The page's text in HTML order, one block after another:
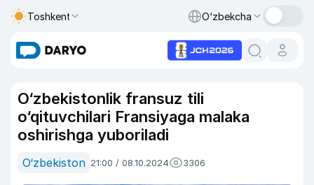
Toshkent O‘zbekcha
O‘zbekistonlik fransuz tili
o‘qituvchilari Fransiyaga malaka
oshirishga yuboriladi
O‘zbekiston 21:00 / 08.10.2024 3306